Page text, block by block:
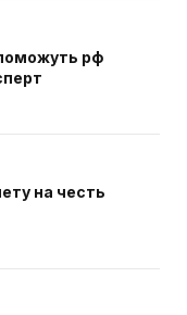
рф
на честь